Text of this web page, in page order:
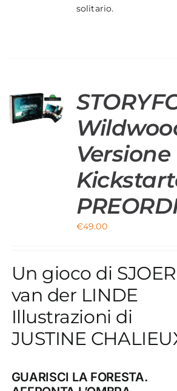
solitario.
Versione
€49.00
Un gioco di
van der LINDE
Illustrazioni di
JUSTINE
GUARISCI LA FORESTA.